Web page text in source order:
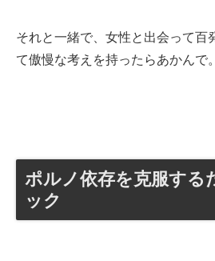
それと一緒で、女性と出会って百
て傲慢な考えを持ったらあかんで。
ポルノ依存を克服する
ック